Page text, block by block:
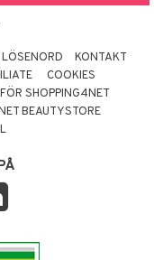
KONTAKT
COOKIES
SHOPPING4NET
BEAUTYSTORE